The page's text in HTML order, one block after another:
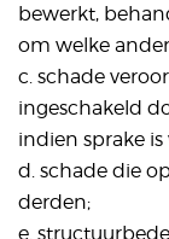
bewerkt,
om welke
c. schade
ingeschakeld
indien sprake
d. schade die
derden;
e.